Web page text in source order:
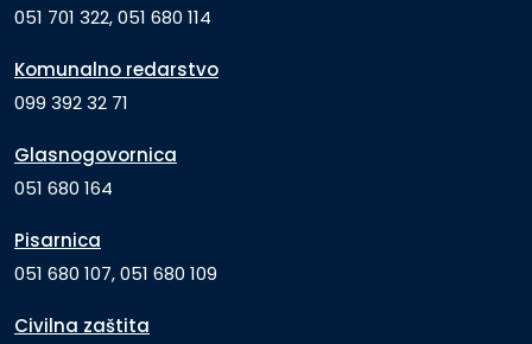
051 701 322, 051 680 114
Komunalno redarstvo
099 392 32 71
Glasnogovornica
051 680 164
Pisarnica
051 680 107, 051 680 109
Civilna zaštita